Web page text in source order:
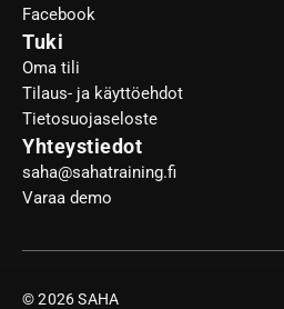
Facebook
Tuki
Oma tili
Tilaus- ja käyttöehdot
Tietosuojaseloste
Yhteystiedot
saha@sahatraining.fi
Varaa demo
© 2026 SAHA